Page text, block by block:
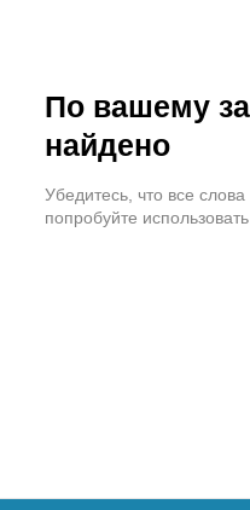
По вашему
найдено
Убедитесь, что все
попробуйте